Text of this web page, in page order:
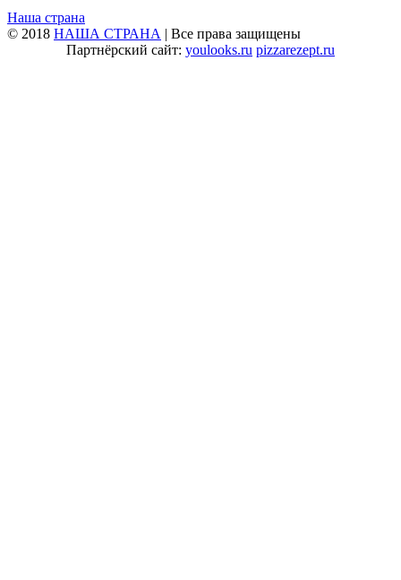
Наша страна
© 2018 НАША СТРАНА | Все права защищены
Партнёрский сайт: youlooks.ru pizzarezept.ru